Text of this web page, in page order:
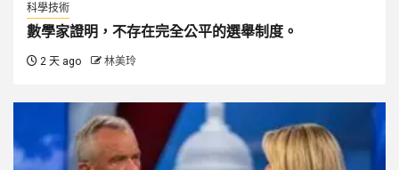
科學技術
數學家證明，不存在完全公平的選舉制度。
2 天 ago 林美玲